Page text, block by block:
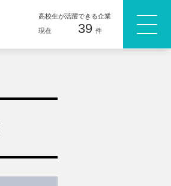
高校生が活躍できる企業
現在
39 件